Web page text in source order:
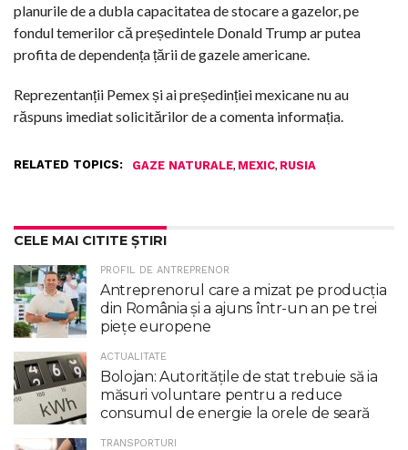
planurile de a dubla capacitatea de stocare a gazelor, pe
fondul temerilor că președintele Donald Trump ar putea
profita de dependența țării de gazele americane.
Reprezentanții Pemex și ai președinției mexicane nu au
răspuns imediat solicitărilor de a comenta informația.
RELATED TOPICS: GAZE NATURALE, MEXIC, RUSIA
CELE MAI CITITE ȘTIRI
PROFIL DE ANTREPRENOR
Antreprenorul care a mizat pe producția
din România și a ajuns într-un an pe trei
piețe europene
ACTUALITATE
Bolojan: Autoritățile de stat trebuie să ia
măsuri voluntare pentru a reduce
consumul de energie la orele de seară
TRANSPORTURI